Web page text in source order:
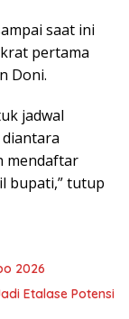
saat ini
pertama
Doni.
jadwal
mendaftar
bupati,” tutup
2026
Etalase Potensi